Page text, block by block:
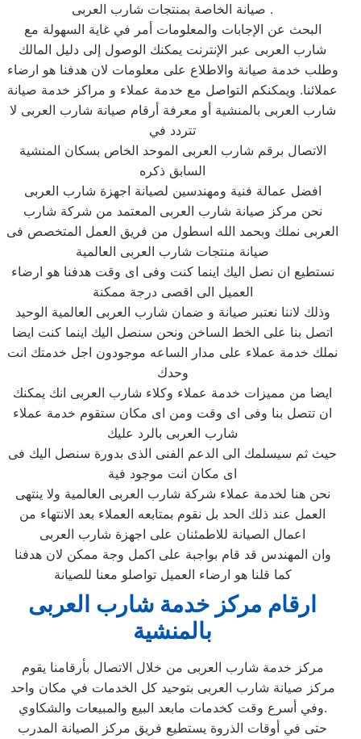
صيانة الخاصة بمنتجات شارب العربى .
البحث عن الإجابات والمعلومات أمر في غاية السهولة مع
شارب العربى عبر الإنترنت يمكنك الوصول إلى دليل المالك
وطلب خدمة صيانة والاطلاع على معلومات لان هدفنا هو ارضاء
عملائنا. ويمكنكم التواصل مع خدمة عملاء و مراكز خدمة صيانة
شارب العربى بالمنشية أو معرفة أرقام صيانة شارب العربى لا
تتردد في
الاتصال برقم شارب العربى الموحد الخاص بسكان المنشية
السابق ذكره
افضل عمالة فنية ومهندسين لصيانة اجهزة شارب العربى
نحن مركز صيانة شارب العربى المعتمد من شركة شارب
العربى نملك وبحمد الله اسطول من فريق العمل المتخصص فى
صيانة منتجات شارب العربى العالمية
نستطيع ان نصل اليك اينما كنت وفى اى وقت هدفنا هو ارضاء
العميل الى اقصى درجة ممكنة
وذلك لاننا نعتبر صيانة و ضمان شارب العربى العالمية الوحيد
اتصل بنا على الخط الساخن ونحن سنصل اليك اينما كنت ايضا
نملك خدمة عملاء على مدار الساعه موجودون اجل خدمتك انت
وحدك
ايضا من مميزات خدمة عملاء وكلاء شارب العربى انك يمكنك
ان تتصل بنا وفى اى وقت ومن اى مكان ستقوم خدمة عملاء
شارب العربى بالرد عليك
حيث ثم سيسلمك الى الدعم الفنى الذى بدورة سنصل اليك فى
اى مكان انت موجود فية
نحن هنا لخدمة عملاء شركة شارب العربى العالمية ولا ينتهى
العمل عند ذلك الحد بل نقوم بمتابعه العملاء بعد الانتهاء من
اعمال الصيانة للاطمئنان على اجهزة شارب العربى
وان المهندس قد قام بواجبة على اكمل وجة ممكن لان هدفنا
كما قلنا هو ارضاء العميل تواصلو معنا للصيانة
ارقام مركز خدمة شارب العربى
بالمنشية
مركز خدمة شارب العربى من خلال الاتصال بأرقامنا يقوم
مركز صيانة شارب العربى بتوحيد كل الخدمات في مكان واحد
وفي أسرع وقت كخدمات مابعد البيع والمبيعات والشكاوي.
حتى في أوقات الذروة يستطيع فريق مركز الصيانة المدرب